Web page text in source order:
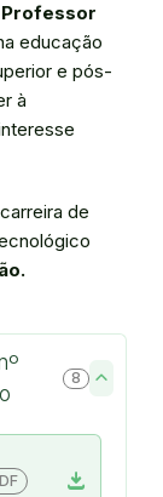
Professor
educação
e pós-
à
de
8
download